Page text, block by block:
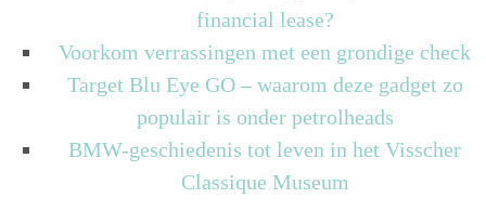
financial lease?
Voorkom verrassingen met een grondige check
Target Blu Eye GO – waarom deze gadget zo
populair is onder petrolheads
BMW-geschiedenis tot leven in het Visscher
Classique Museum